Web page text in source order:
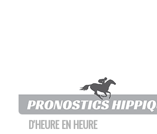
D'HEURE EN HEURE